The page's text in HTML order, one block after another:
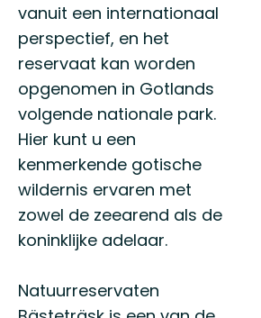
vanuit een internationaal
perspectief, en het
reservaat kan worden
opgenomen in Gotlands
volgende nationale park.
Hier kunt u een
kenmerkende gotische
wildernis ervaren met
zowel de zeearend als de
koninklijke adelaar.
Natuurreservaten